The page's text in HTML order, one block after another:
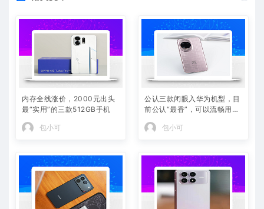
内存全线涨价，2000元出头
最“实用”的三款512GB手机
包小可
公认三款闭眼入华为机型，目
前公认“最香”，可以流畅用四
包小可